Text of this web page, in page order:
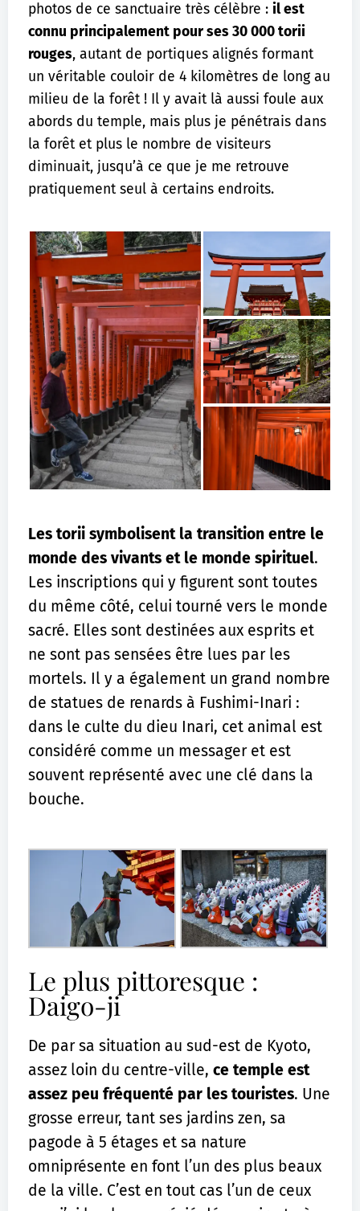
photos de ce sanctuaire très célèbre : il est
connu principalement pour ses 30 000 torii
rouges, autant de portiques alignés formant
un véritable couloir de 4 kilomètres de long au
milieu de la forêt ! Il y avait là aussi foule aux
abords du temple, mais plus je pénétrais dans
la forêt et plus le nombre de visiteurs
diminuait, jusqu’à ce que je me retrouve
pratiquement seul à certains endroits.
Les torii symbolisent la transition entre le
monde des vivants et le monde spirituel.
Les inscriptions qui y figurent sont toutes
du même côté, celui tourné vers le monde
sacré. Elles sont destinées aux esprits et
ne sont pas sensées être lues par les
mortels. Il y a également un grand nombre
de statues de renards à Fushimi-Inari :
dans le culte du dieu Inari, cet animal est
considéré comme un messager et est
souvent représenté avec une clé dans la
bouche.
Le plus pittoresque :
Daigo-ji
De par sa situation au sud-est de Kyoto,
assez loin du centre-ville, ce temple est
assez peu fréquenté par les touristes. Une
grosse erreur, tant ses jardins zen, sa
pagode à 5 étages et sa nature
omniprésente en font l’un des plus beaux
de la ville. C’est en tout cas l’un de ceux